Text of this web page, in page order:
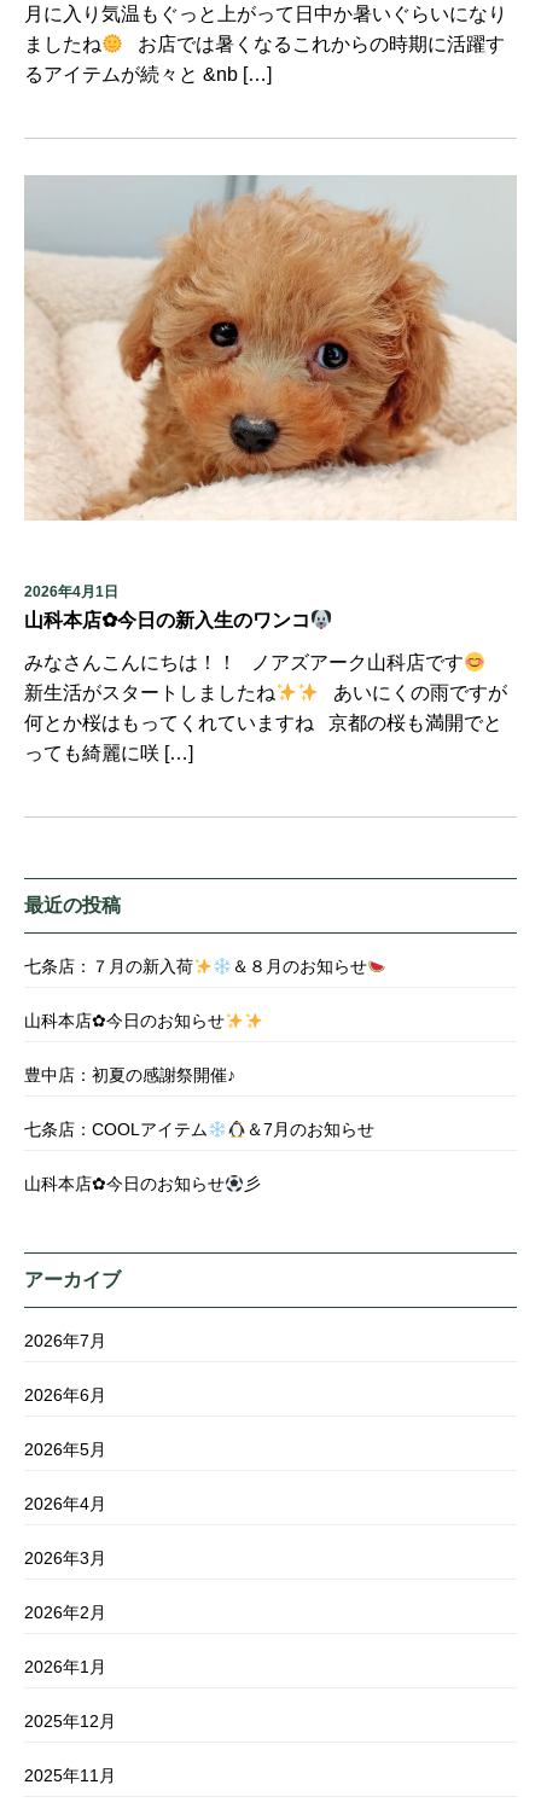
月に入り気温もぐっと上がって日中か暑いぐらいになり
ましたね
お店では暑くなるこれからの時期に活躍す
るアイテムが続々と &nb […]
2026年4月1日
山科本店✿今日の新入生のワンコ
みなさんこんにちは！！ ノアズアーク山科店です
新生活がスタートしましたね
あいにくの雨ですが
何とか桜はもってくれていますね 京都の桜も満開でと
っても綺麗に咲 […]
最近の投稿
七条店：７月の新入荷 ＆８月のお知らせ
山科本店✿今日のお知らせ
豊中店：初夏の感謝祭開催♪
七条店：COOLアイテム ＆7月のお知らせ
山科本店✿今日のお知らせ 彡
アーカイブ
2026年7月
2026年6月
2026年5月
2026年4月
2026年3月
2026年2月
2026年1月
2025年12月
2025年11月